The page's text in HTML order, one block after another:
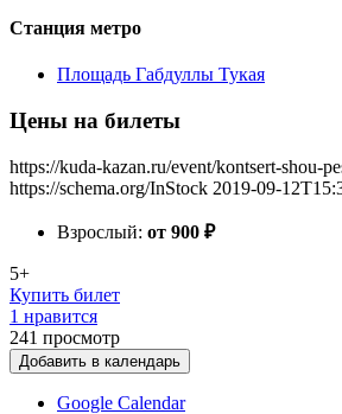
Станция метро
Площадь Габдуллы Тукая
Цены на билеты
https://kuda-kazan.ru/event/kontsert-shou-
https://schema.org/InStock 2019-09-
Взрослый: от 900 ₽
5+
Купить билет
1 нравится
241 просмотр
Добавить в календарь
Google Calendar